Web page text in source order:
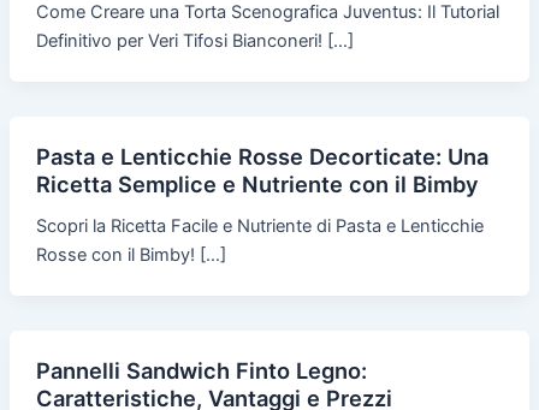
Come Creare una Torta Scenografica Juventus: Il Tutorial
Definitivo per Veri Tifosi Bianconeri! […]
Pasta e Lenticchie Rosse Decorticate: Una
Ricetta Semplice e Nutriente con il Bimby
Scopri la Ricetta Facile e Nutriente di Pasta e Lenticchie
Rosse con il Bimby! […]
Pannelli Sandwich Finto Legno:
Caratteristiche, Vantaggi e Prezzi